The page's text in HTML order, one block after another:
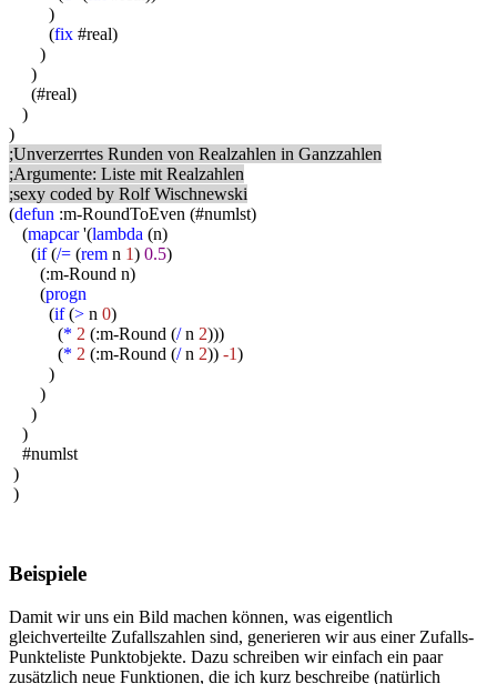
)
(fix #real)
)
)
(#real)
)
)
;Unverzerrtes Runden von Realzahlen in Ganzzahlen
;Argumente: Liste mit Realzahlen
;sexy coded by Rolf Wischnewski
(defun :m-RoundToEven (#numlst)
(mapcar'(lambda (n)
(if(/= (rem n 1) 0.5)
(:m-Round n)
(progn
(if(> n 0)
(* 2 (:m-Round (/n 2)))
(* 2 (:m-Round (/n 2)) -1)
)
)
)
)
#numlst
)
)
Beispiele
Damit wir uns ein Bild machen können, was eigentlich
gleichverteilte Zufallszahlen sind, generieren wir aus einer Zufalls-
Punkteliste Punktobjekte. Dazu schreiben wir einfach ein paar
zusätzlich neue Funktionen, die ich kurz beschreibe (natürlich